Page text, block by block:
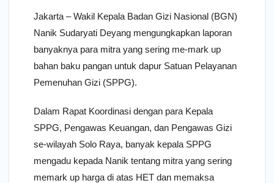
Jakarta – Wakil Kepala Badan Gizi Nasional (BGN)
Nanik Sudaryati Deyang mengungkapkan laporan
banyaknya para mitra yang sering me-mark up
bahan baku pangan untuk dapur Satuan Pelayanan
Pemenuhan Gizi (SPPG).
Dalam Rapat Koordinasi dengan para Kepala
SPPG, Pengawas Keuangan, dan Pengawas Gizi
se-wilayah Solo Raya, banyak kepala SPPG
mengadu kepada Nanik tentang mitra yang sering
memark up harga di atas HET dan memaksa